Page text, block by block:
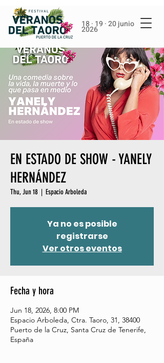
18 · 19 · 20 junio
2026
EN ESTADO DE SHOW - YANELY
HERNÁNDEZ
Thu, Jun 18
  |
Espacio Arboleda
Ya no es posible
registrarse
Ver otros eventos
Fecha y hora
Jun 18, 2026, 8:00 PM
Espacio Arboleda, Ctra. Taoro, 31, 38400
Puerto de la Cruz, Santa Cruz de Tenerife,
España